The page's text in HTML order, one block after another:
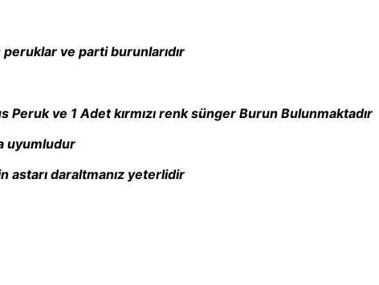
ve parti burunlarıdır
ve 1 Adet kırmızı renk sünger Burun Bulunmaktadır
uyumludur
astarı daraltmanız yeterlidir